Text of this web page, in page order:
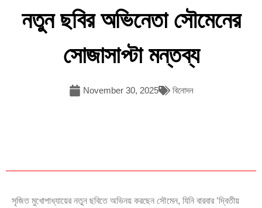
নতুন ছবির অভিনেতা সৌমেনের
সোজাসাপ্টা মন্তব্য
November 30, 2025 বিনোদন
সৃজিত মুখোপাধ্যায়ের নতুন ছবিতে অভিনয় করছেন সৌমেন, যিনি বারবার ‘দ্বিতীয়